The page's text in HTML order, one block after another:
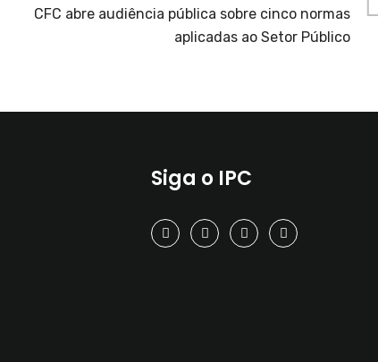
CFC abre audiência pública sobre cinco normas
aplicadas ao Setor Público
Siga o IPC